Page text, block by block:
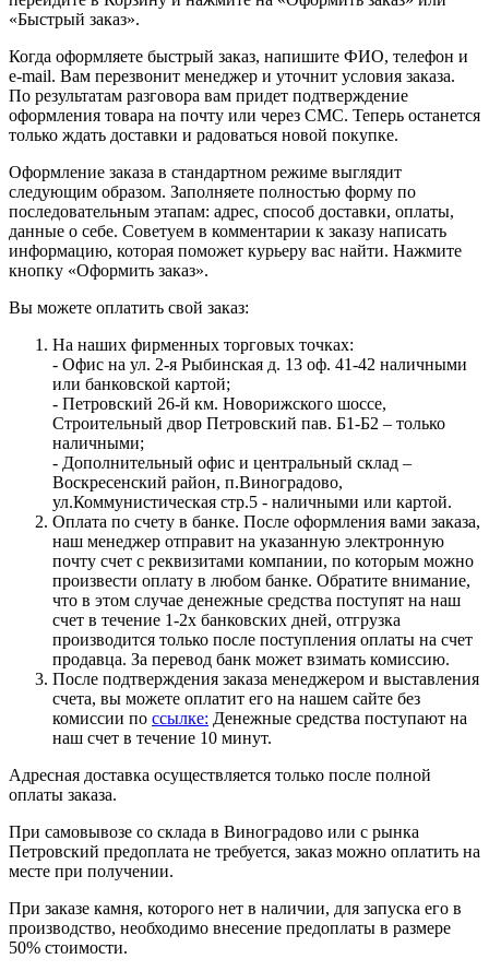
«Быстрый заказ».
Когда оформляете быстрый заказ, напишите ФИО, телефон и
e-mail. Вам перезвонит менеджер и уточнит условия заказа.
По результатам разговора вам придет подтверждение
оформления товара на почту или через СМС. Теперь останется
только ждать доставки и радоваться новой покупке.
Оформление заказа в стандартном режиме выглядит
следующим образом. Заполняете полностью форму по
последовательным этапам: адрес, способ доставки, оплаты,
данные о себе. Советуем в комментарии к заказу написать
информацию, которая поможет курьеру вас найти. Нажмите
кнопку «Оформить заказ».
Вы можете оплатить свой заказ:
На наших фирменных торговых точках:
- Офис на ул. 2-я Рыбинская д. 13 оф. 41-42 наличными
или банковской картой;
- Петровский 26-й км. Новорижского шоссе,
Строительный двор Петровский пав. Б1-Б2 – только
наличными;
- Дополнительный офис и центральный склад –
Воскресенский район, п.Виноградово,
ул.Коммунистическая стр.5 - наличными или картой.
Оплата по счету в банке. После оформления вами заказа,
наш менеджер отправит на указанную электронную
почту счет с реквизитами компании, по которым можно
произвести оплату в любом банке. Обратите внимание,
что в этом случае денежные средства поступят на наш
счет в течение 1-2х банковских дней, отгрузка
производится только после поступления оплаты на счет
продавца. За перевод банк может взимать комиссию.
После подтверждения заказа менеджером и выставления
счета, вы можете оплатит его на нашем сайте без
комиссии по ссылке: Денежные средства поступают на
наш счет в течение 10 минут.
Адресная доставка осуществляется только после полной
оплаты заказа.
При самовывозе со склада в Виноградово или с рынка
Петровский предоплата не требуется, заказ можно оплатить на
месте при получении.
При заказе камня, которого нет в наличии, для запуска его в
производство, необходимо внесение предоплаты в размере
50% стоимости.